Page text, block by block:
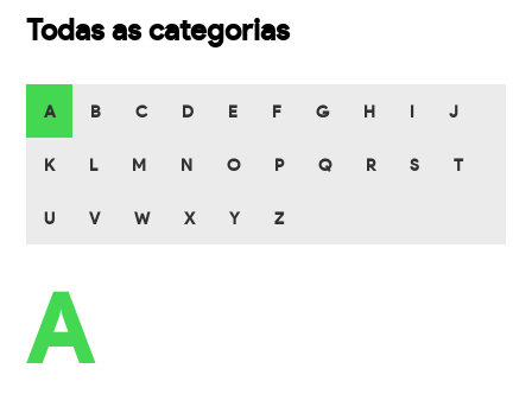
Todas as categorias
A B C D E F G H J
K L M N O P Q R S T
U V W X Y Z
A